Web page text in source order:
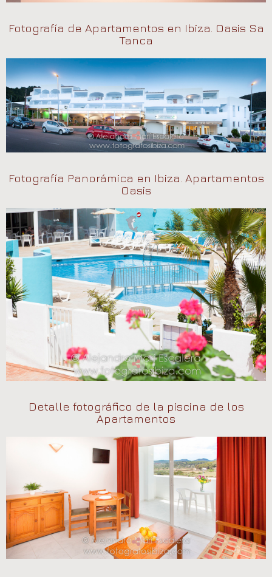
Fotografía de Apartamentos en Ibiza. Oasis Sa
Tanca
Fotografía Panorámica en Ibiza. Apartamentos
Oasis
Detalle fotográfico de la piscina de los
Apartamentos